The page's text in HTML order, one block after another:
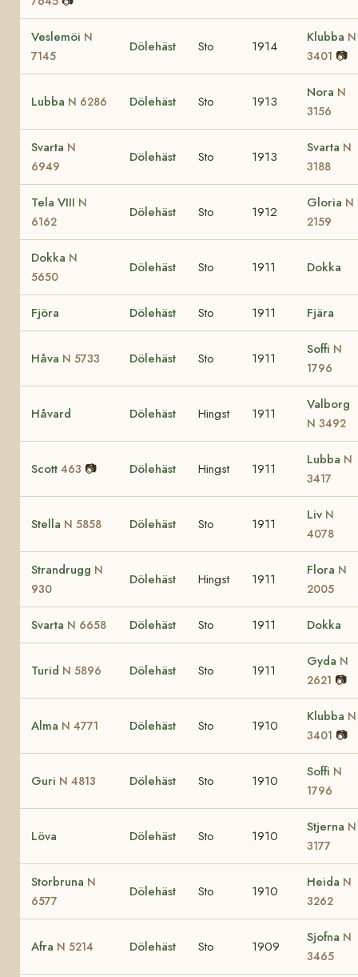
Veslemöi N
7145
Dölehäst Sto 1914
Klubba N
3401 📷
Lubba N 6286 Dölehäst Sto 1913
Nora N
3156
Svarta N
6949
Dölehäst Sto 1913
Svarta N
3188
Tela VIII N
6162
Dölehäst Sto 1912
Gloria N
2159
Dokka N
5650
Dölehäst Sto 1911 Dokka
Fjöra Dölehäst Sto 1911 Fjära
Håva N 5733 Dölehäst Sto 1911
Soffi N
1796
Håvard Dölehäst Hingst 1911
Valborg
N 3492
Scott 463 📷 Dölehäst Hingst 1911
Lubba N
3417
Stella N 5858 Dölehäst Sto 1911
Liv N
4078
Strandrugg N
930
Dölehäst Hingst 1911
Flora N
2005
Svarta N 6658 Dölehäst Sto 1911 Dokka
Turid N 5896 Dölehäst Sto 1911
Gyda N
2621 📷
Alma N 4771 Dölehäst Sto 1910
Klubba N
3401 📷
Guri N 4813 Dölehäst Sto 1910
Soffi N
1796
Löva Dölehäst Sto 1910
Stjerna N
3177
Storbruna N
6577
Dölehäst Sto 1910
Heida N
3262
Afra N 5214 Dölehäst Sto 1909
Sjofna N
3465